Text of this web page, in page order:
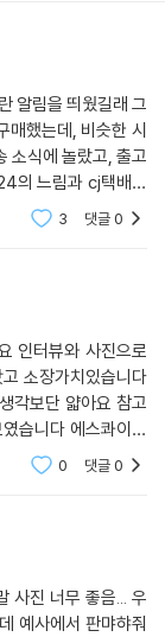
알림을 띄웠길래 그
매했는데, 비슷한 시
소식에 놀랐고, 출고
의 느림과 cj택배의
에 발송연락받고 오
3 댓글0
인터뷰와 사진으로
소장가치있습니다
각보단 얇아요 참고
습니다 에스콰이어
다 사진도 잘나오
0 댓글0
진 너무 좋음... 우
예사에서 판먀햐줘